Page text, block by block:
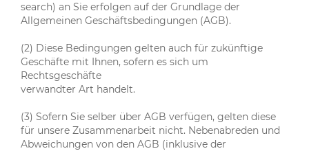
search) an Sie erfolgen auf der Grundlage der
Allgemeinen Geschäftsbedingungen (AGB).
(2) Diese Bedingungen gelten auch für zukünftige
Geschäfte mit Ihnen, sofern es sich um
Rechtsgeschäfte
verwandter Art handelt.
(3) Sofern Sie selber über AGB verfügen, gelten diese
für unsere Zusammenarbeit nicht. Nebenabreden und
Abweichungen von den AGB (inklusive der